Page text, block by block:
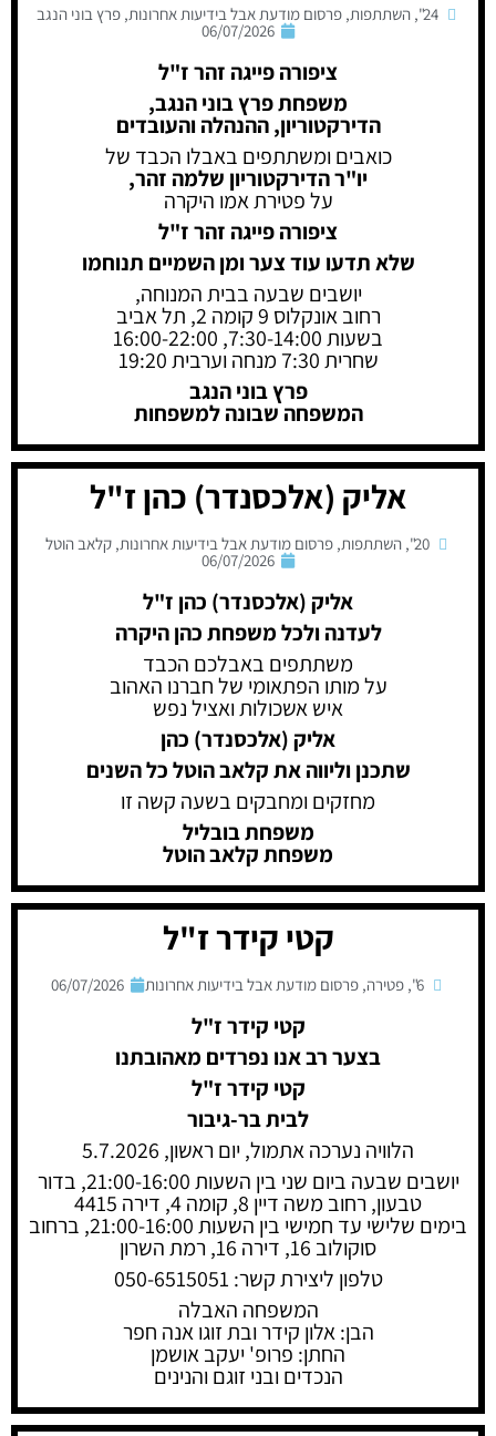
24"
, השתתפות, פרסום מודעת אבל בידיעות אחרונות, פרץ בוני הנגב
06/07/2026
ציפורה פייגה זהר ז"ל
משפחת פרץ בוני הנגב,
הדירקטוריון, ההנהלה והעובדים
כואבים ומשתתפים באבלו הכבד של
יו"ר הדירקטוריון שלמה זהר,
על פטירת אמו היקרה
ציפורה פייגה זהר ז"ל
שלא תדעו עוד צער ומן השמיים תנוחמו
יושבים שבעה בבית המנוחה,
רחוב אונקלוס 9 קומה 2, תל אביב
בשעות 7:30-14:00, 16:00-22:00
שחרית 7:30 מנחה וערבית 19:20
פרץ בוני הנגב
המשפחה שבונה למשפחות
אליק (אלכסנדר) כהן ז"ל
20"
, השתתפות, פרסום מודעת אבל בידיעות אחרונות, קלאב הוטל
06/07/2026
אליק (אלכסנדר) כהן ז"ל
לעדנה ולכל משפחת כהן היקרה
משתתפים באבלכם הכבד
על מותו הפתאומי של חברנו האהוב
איש אשכולות ואציל נפש
אליק (אלכסנדר) כהן
שתכנן וליווה את קלאב הוטל כל השנים
מחזקים ומחבקים בשעה קשה זו
משפחת בובליל
משפחת קלאב הוטל
קטי קידר ז"ל
6"
, פטירה, פרסום מודעת אבל בידיעות אחרונות 06/07/2026
קטי קידר ז"ל
בצער רב אנו נפרדים מאהובתנו
קטי קידר ז"ל
לבית בר-גיבור
הלוויה נערכה אתמול, יום ראשון, 5.7.2026
יושבים שבעה ביום שני בין השעות 21:00-16:00, בדור
טבעון, רחוב משה דיין 8, קומה 4, דירה 4415
בימים שלישי עד חמישי בין השעות 21:00-16:00, ברחוב
סוקולוב 16, דירה 16, רמת השרון
טלפון ליצירת קשר: 050-6515051
המשפחה האבלה
הבן: אלון קידר ובת זוגו אנה חפר
החתן: פרופ' יעקב אושמן
הנכדים ובני זוגם והנינים